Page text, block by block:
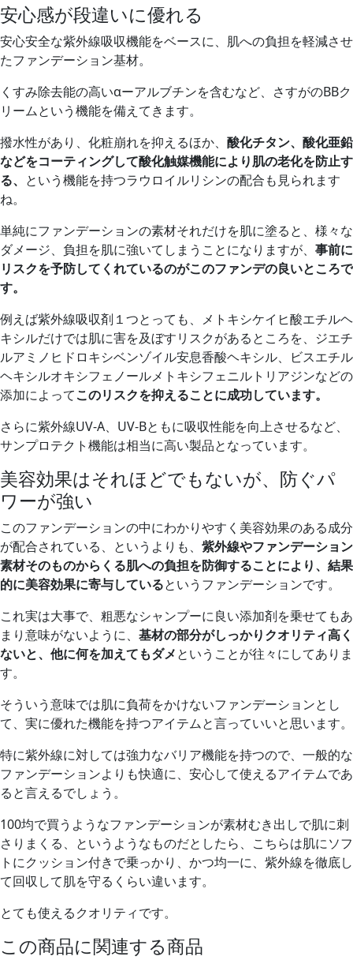
安心感が段違いに優れる
安心安全な紫外線吸収機能をベースに、肌への負担を軽減させ
たファンデーション基材。
くすみ除去能の高いαーアルブチンを含むなど、さすがのBBク
リームという機能を備えてきます。
撥水性があり、化粧崩れを抑えるほか、 酸化チタン、酸化亜鉛
などをコーティングして酸化触媒機能により肌の老化を防止す
る、 という機能を持つラウロイルリシンの配合も見られます
ね。
単純にファンデーションの素材それだけを肌に塗ると、様々な
ダメージ、負担を肌に強いてしまうことになりますが、 事前に
リスクを予防してくれているのがこのファンデの良いところで
す。
例えば紫外線吸収剤１つとっても、メトキシケイヒ酸エチルヘ
キシルだけでは肌に害を及ぼすリスクがあるところを、ジエチ
ルアミノヒドロキシベンゾイル安息香酸ヘキシル、ビスエチル
ヘキシルオキシフェノールメトキシフェニルトリアジンなどの
添加によってこのリスクを抑えることに成功しています。
さらに紫外線UV-A、UV-Bともに吸収性能を向上させるなど、
サンプロテクト機能は相当に高い製品となっています。
美容効果はそれほどでもないが、防ぐパ
ワーが強い
このファンデーションの中にわかりやすく美容効果のある成分
が配合されている、というよりも、 紫外線やファンデーション
素材そのものからくる肌への負担を防御することにより、結果
的に美容効果に寄与しているというファンデーションです。
これ実は大事で、粗悪なシャンプーに良い添加剤を乗せてもあ
まり意味がないように、 基材の部分がしっかりクオリティ高く
ないと、他に何を加えてもダメということが往々にしてありま
す。
そういう意味では肌に負荷をかけないファンデーションとし
て、実に優れた機能を持つアイテムと言っていいと思います。
特に紫外線に対しては強力なバリア機能を持つので、一般的な
ファンデーションよりも快適に、安心して使えるアイテムであ
ると言えるでしょう。
100均で買うようなファンデーションが素材むき出しで肌に刺
さりまくる、というようなものだとしたら、こちらは肌にソフ
トにクッション付きで乗っかり、かつ均一に、紫外線を徹底し
て回収して肌を守るくらい違います。
とても使えるクオリティです。
この商品に関連する商品